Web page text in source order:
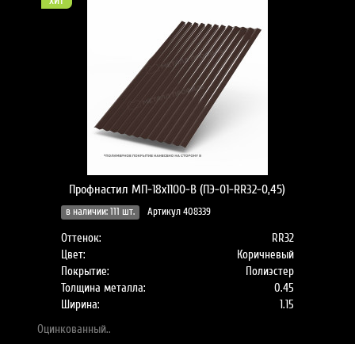
Профнастил МП-18x1100-B (ПЭ-01-RR32-0,45)
в наличии: 111 шт. Артикул 408339
Оттенок:
RR32
Цвет:
Коричневый
Покрытие:
Полиэстер
Толщина металла:
0.45
Ширина:
1.15
Оцинкованный..